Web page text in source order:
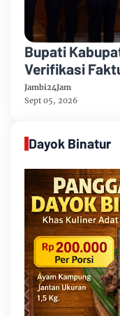
Bupati
Verifikasi
Tahun 2026-
Jambi24Jam
Sept 05, 2026
Dayok Binatur